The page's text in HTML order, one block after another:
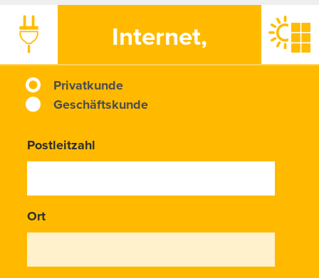
Internet,
Telefonie, TV
Privatkunde
Geschäftskunde
Postleitzahl
Ort